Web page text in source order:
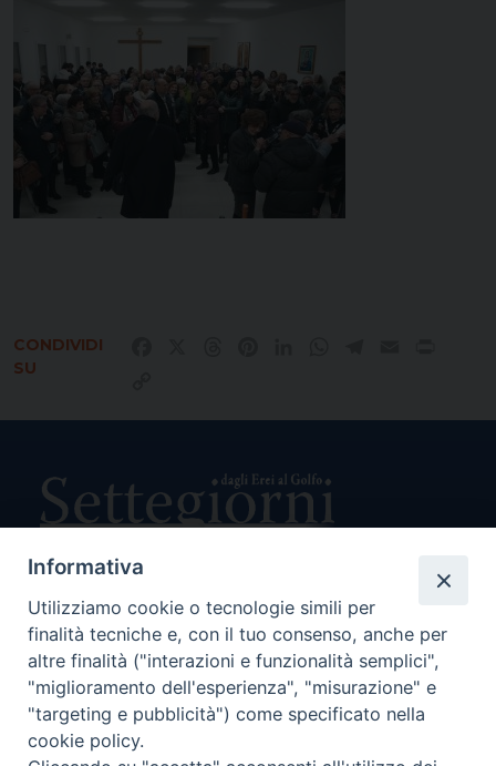
CONDIVIDI
SU
Direttore Responsabile Giuseppe Rabita
Direttore Amministrativo Salvatore Bruno
Editore e Proprietà Opera di Religione della Diocesi di Piazza
Armerina,
Via Cammarata, 21 – Piazza Armerina
P. I. 01121870867
Autorizzazione Tribunale di Enna n. 113 del 24/2/2007
Informativa
Utilizziamo cookie o tecnologie simili per
finalità tecniche e, con il tuo consenso, anche per
altre finalità ("interazioni e funzionalità semplici",
"miglioramento dell'esperienza", "misurazione" e
"targeting e pubblicità") come specificato nella
cookie policy.